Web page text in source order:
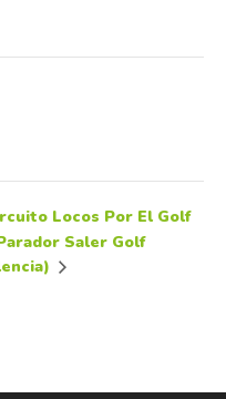
Locos Por El Golf
Saler Golf